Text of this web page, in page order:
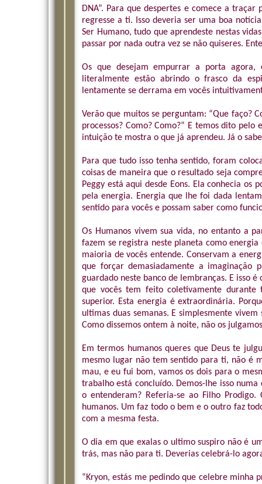
DNA”. Para que despertes e comece a
regresse a ti. Isso deveria ser uma boa
Ser Humano, tudo que aprendeste nestas
passar por nada outra vez se não quiseres.
Os que desejam empurrar a porta agora,
literalmente estão abrindo o frasco da
lentamente se derrama em vocês
Verão que muitos se perguntam: “Que faço?
processos? Como? Como?” E temos dito
intuição te mostra o que já aprendeu. Já o
Para que tudo isso tenha sentido, foram
coisas de maneira que o resultado seja
Peggy está aqui desde Eons. Ela conhecia
pela energia. Energia que lhe foi dada
sentido para vocês e possam saber como
Os Humanos vivem sua vida, no entanto a
fazem se registra neste planeta como
maioria de vocês entende. Conservam a
que forçar demasiadamente a
guardado neste banco de lembranças. E isso
que vocês tem feito coletivamente durante
superior. Esta energia é extraordinária.
ultimas duas semanas. E simplesmente
Como dissemos ontem à noite, não os
Em termos humanos queres que Deus te
mesmo lugar não tem sentido para ti, não é
mau, e eu fui bom, vamos os dois para o
trabalho está concluído. Demos-lhe isso
o entenderam? Referia-se ao Filho
humanos. Um faz todo o bem e o outro faz
com a mesma festa.
O dia em que exalas o ultimo suspiro não é
trás, mas não para ti. Deverias celebrá-lo
“Kryon, estás me pedindo que celebre minha